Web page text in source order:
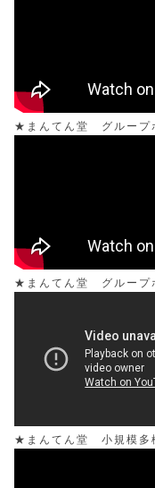
★まんてん堂 グループ
★まんてん堂 グループ
★まんてん堂 小規模多